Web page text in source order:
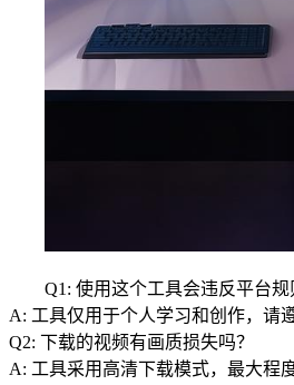
Q1: 使用这个工具会违反平台规
A: 工具仅用于个人学习和创作，请
Q2: 下载的视频有画质损失吗？
A: 工具采用高清下载模式，最大程